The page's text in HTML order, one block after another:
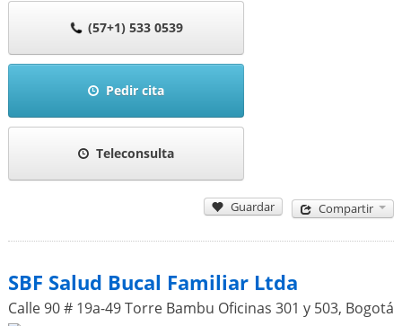
(57+1) 533 0539
Pedir cita
Teleconsulta
Guardar Compartir
SBF Salud Bucal Familiar Ltda
Calle 90 # 19a-49 Torre Bambu Oficinas 301 y 503, Bogotá